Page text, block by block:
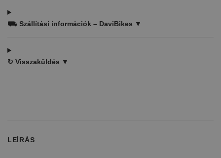
⛟ Szállítási információk – DaviBikes ▼
↻ Visszaküldés ▼
LEÍRÁS